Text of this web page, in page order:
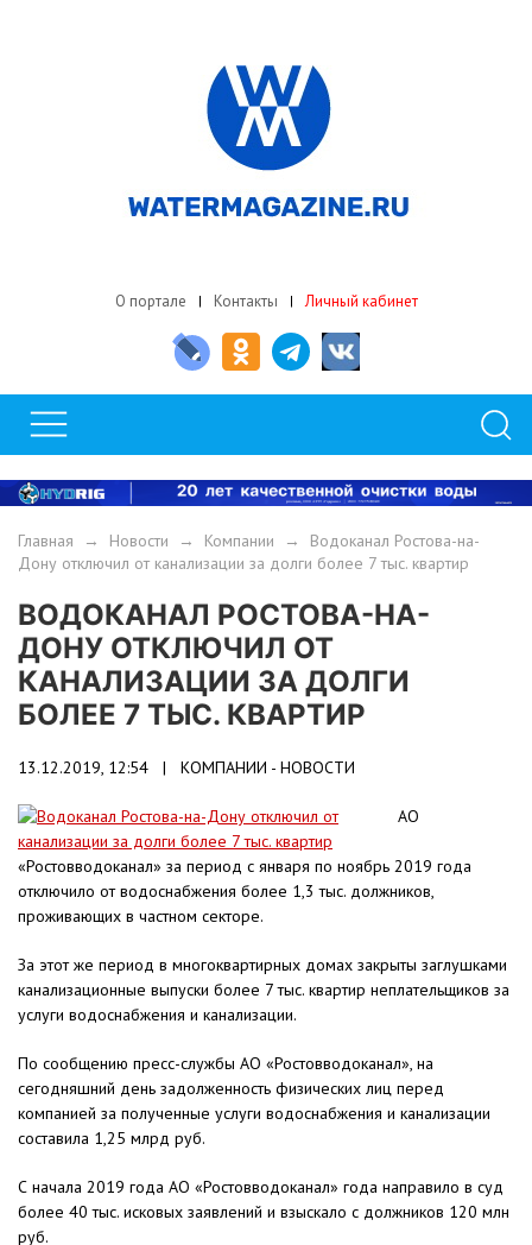
О портале Контакты Личный кабинет
Главная → Новости → Компании → Водоканал Ростова-на-
Дону отключил от канализации за долги более 7 тыс. квартир
ВОДОКАНАЛ РОСТОВА-НА-
ДОНУ ОТКЛЮЧИЛ ОТ
КАНАЛИЗАЦИИ ЗА ДОЛГИ
БОЛЕЕ 7 ТЫС. КВАРТИР
13.12.2019, 12:54 | КОМПАНИИ - НОВОСТИ
АО
«Ростовводоканал» за период с января по ноябрь 2019 года
отключило от водоснабжения более 1,3 тыс. должников,
проживающих в частном секторе.
За этот же период в многоквартирных домах закрыты заглушками
канализационные выпуски более 7 тыс. квартир неплательщиков за
услуги водоснабжения и канализации.
По сообщению пресс-службы АО «Ростовводоканал», на
сегодняшний день задолженность физических лиц перед
компанией за полученные услуги водоснабжения и канализации
составила 1,25 млрд руб.
С начала 2019 года АО «Ростовводоканал» года направило в суд
более 40 тыс. исковых заявлений и взыскало с должников 120 млн
руб.